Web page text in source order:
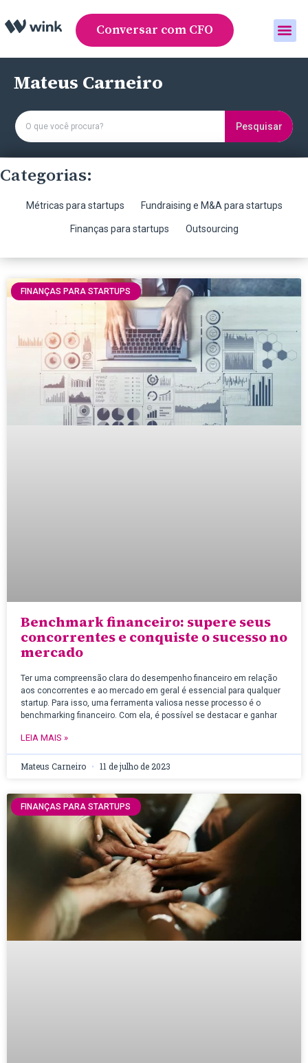
Conversar com CFO
Mateus Carneiro
Pesquisar
Categorias:
Métricas para startups Fundraising e M&A para startups
Finanças para startups Outsourcing
FINANÇAS PARA STARTUPS
Benchmark financeiro: supere seus
concorrentes e conquiste o sucesso no
mercado
Ter uma compreensão clara do desempenho financeiro em relação
aos concorrentes e ao mercado em geral é essencial para qualquer
startup. Para isso, uma ferramenta valiosa nesse processo é o
benchmarking financeiro. Com ela, é possível se destacar e ganhar
LEIA MAIS »
Mateus Carneiro 11 de julho de 2023
FINANÇAS PARA STARTUPS